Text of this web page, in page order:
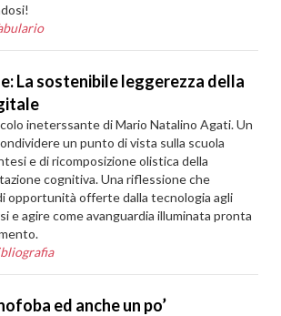
La sostenibile leggerezza della
ineterssante di Mario Natalino Agati. Un
un punto di vista sulla scuola
e di ricomposizione olistica della
cognitiva. Una riflessione che
opportunità offerte dalla tecnologia agli
e agire come avanguardia illuminata pronta
ed anche un po’